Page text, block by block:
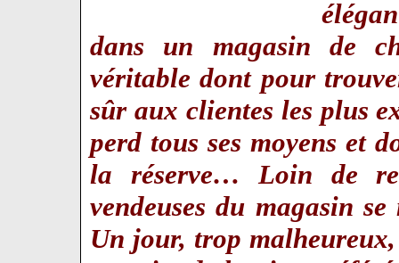
dans un magasin de
véritable dont pour
sûr aux clientes les plus
perd tous ses moyens et
la réserve… Loin de
vendeuses du magasin
Un jour, trop